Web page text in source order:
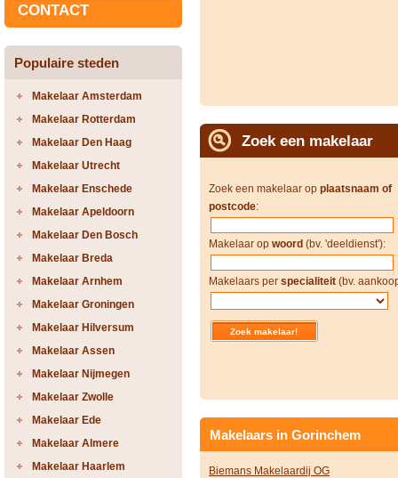
CONTACT
Populaire steden
Makelaar Amsterdam
Makelaar Rotterdam
Makelaar Den Haag
Makelaar Utrecht
Makelaar Enschede
Makelaar Apeldoorn
Makelaar Den Bosch
Makelaar Breda
Makelaar Arnhem
Makelaar Groningen
Makelaar Hilversum
Makelaar Assen
Makelaar Nijmegen
Makelaar Zwolle
Makelaar Ede
Makelaar Almere
Makelaar Haarlem
Zoek een makelaar
Zoek een makelaar op plaatsnaam of
postcode:
Makelaar op woord (bv. 'deeldienst'):
Makelaars per specialiteit (bv.
Makelaars in Gorinchem
Biemans Makelaardij OG